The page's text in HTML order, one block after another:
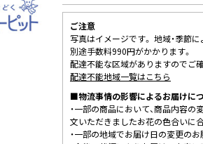
ご注意
写真はイメージです。 地域・季節
別途手数料990円がかかります。
配達不能な区域がありますのでご
配達不能地域一覧はこちら
■物流事情の影響によるお届けに
・一部の商品において、商品内容
文いただきましたお花の色合いに
・一部の地域でお届け日の変更の